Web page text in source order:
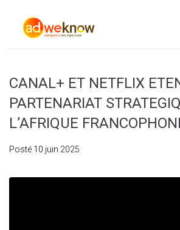
CANAL+ ET NETFLIX
PARTENARIAT
L’AFRIQUE
Posté 10 juin 2025